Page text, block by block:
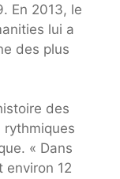
En 2013, le
lui a
des plus
des
rythmiques
« Dans
environ 12